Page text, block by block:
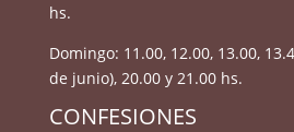
hs.
Domingo: 11.00, 12.00, 13.00,
de junio), 20.00 y 21.00 hs.
CONFESIONES